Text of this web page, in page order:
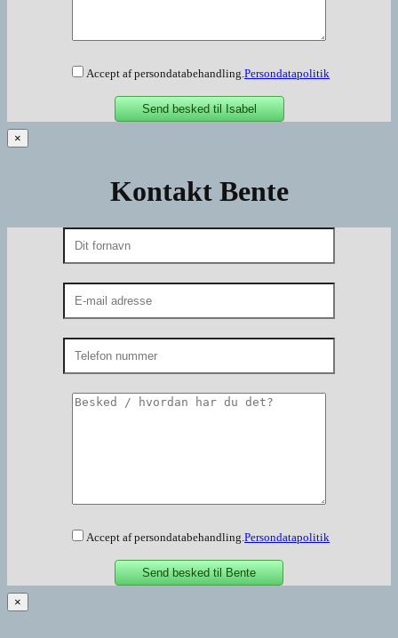
Accept af persondatabehandling. Persondatapolitik
×
Kontakt Bente
Accept af persondatabehandling. Persondatapolitik
×